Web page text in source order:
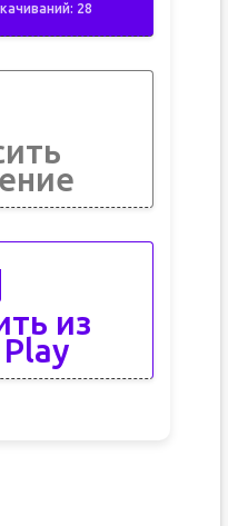
28
из